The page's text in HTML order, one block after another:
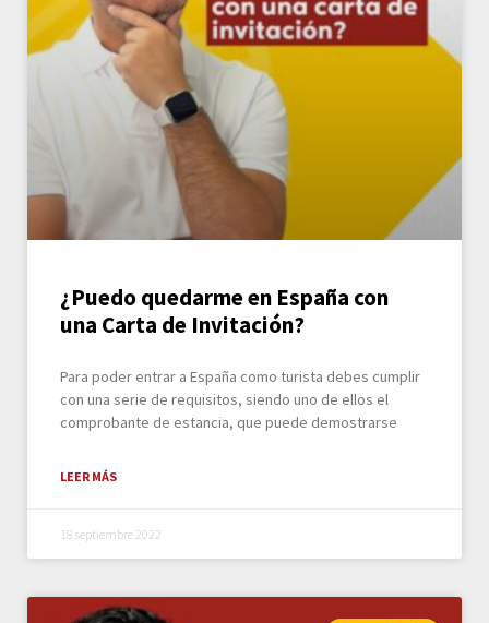
¿Puedo quedarme en España con
una Carta de Invitación?
Para poder entrar a España como turista debes cumplir
con una serie de requisitos, siendo uno de ellos el
comprobante de estancia, que puede demostrarse
LEER MÁS
18 septiembre 2022